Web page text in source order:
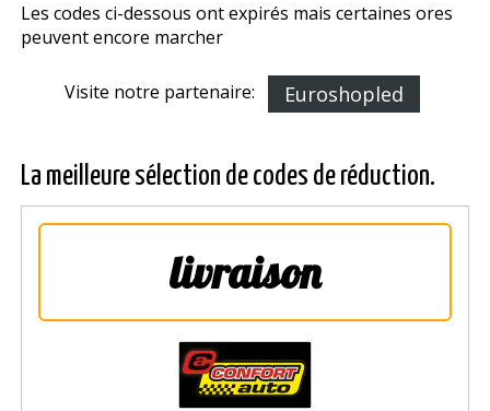
Les codes ci-dessous ont expirés mais certaines offres
peuvent encore marcher
Visite notre partenaire: Euroshopled
La meilleure sélection de codes de réduction.
livraison